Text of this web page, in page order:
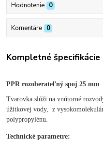
Hodnotenie 0
Komentáre 0
Kompletné špecifikácie
PPR rozoberateľný spoj 25 mm
Tvarovka slúži na vnútorné
úžitkovej vody, z
polypropylénu.
Technické parametre: